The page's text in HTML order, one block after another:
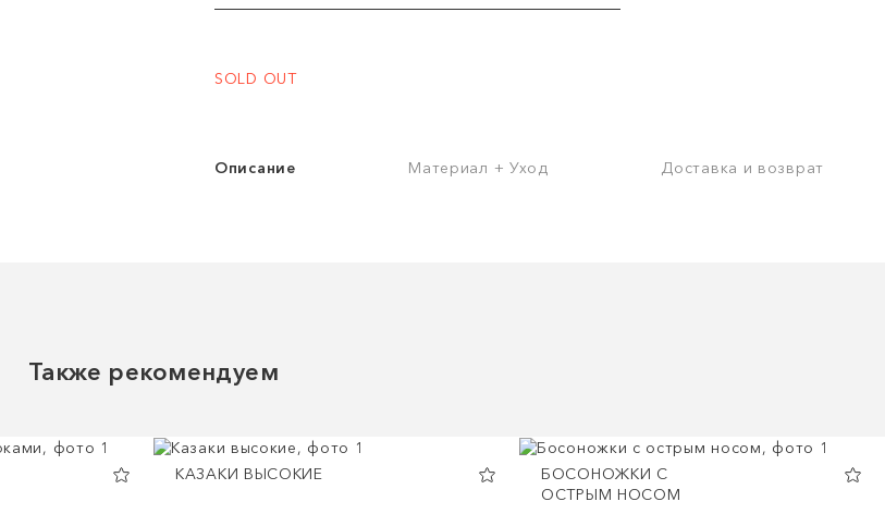
SOLD OUT
Описание Материал + Уход Доставка и возврат
Также рекомендуем
КАЗАКИ ВЫСОКИЕ
БОСОНОЖКИ С
ОСТРЫМ НОСОМ